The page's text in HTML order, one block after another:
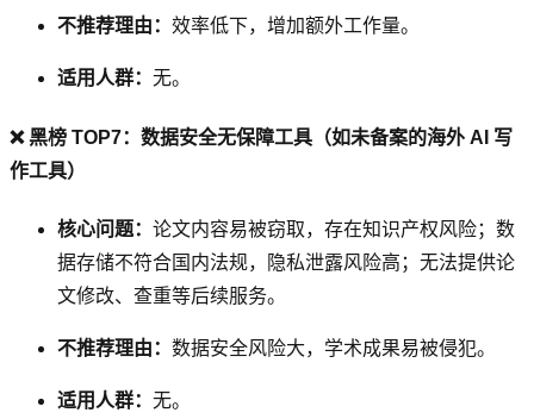
不推荐理由： 效率低下，增加额外工作量。
适用人群： 无。
❌ 黑榜 TOP7：数据安全无保障工具（如未备案的海外 AI 写
作工具）
核心问题： 论文内容易被窃取，存在知识产权风险；数
据存储不符合国内法规，隐私泄露风险高；无法提供论
文修改、查重等后续服务。
不推荐理由： 数据安全风险大，学术成果易被侵犯。
适用人群： 无。